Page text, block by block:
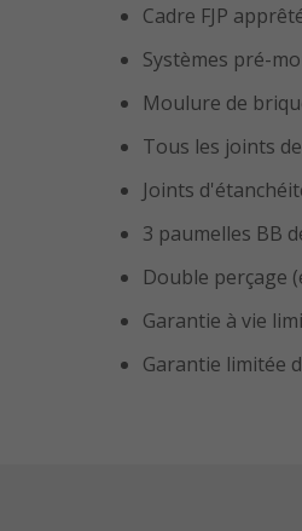
Cadre FJP
Systèmes pré-
Moulure de
Tous les joints
Joints
3 paumelles BB
Double perçage
Garantie à vie
Garantie limitée